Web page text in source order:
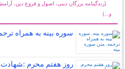
(زندگینامه بزرگان دینی، اصول و فروع دین،
و...)
سوره بینه به همراه
روز هفتم محرم